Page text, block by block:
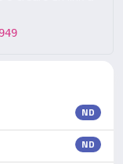
ND
ND